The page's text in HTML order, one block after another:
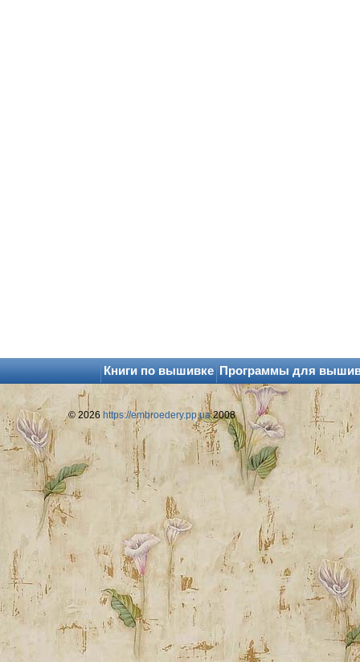
Книги по вышивке Программы для
© 2026 https://embroedery.pp.ua2008